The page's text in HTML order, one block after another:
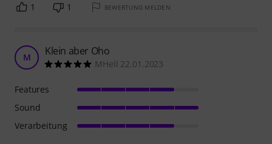
1 1 BEWERTUNG MELDEN
M Klein aber Oho
MHell 22.01.2023
Features
Sound
Verarbeitung